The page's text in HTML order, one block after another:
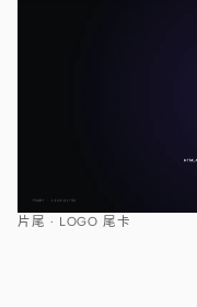
片尾 · LOGO 尾卡